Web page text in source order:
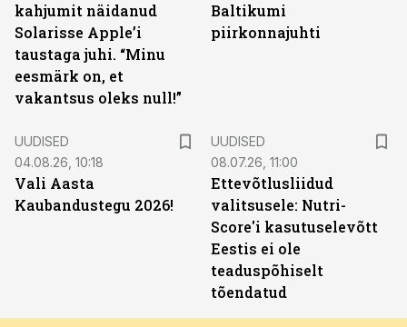
kahjumit näidanud
Solarisse Apple’i
taustaga juhi. “Minu
eesmärk on, et
vakantsus oleks null!”
Baltikumi
piirkonnajuhti
UUDISED
04.08.26, 10:18
Vali Aasta
Kaubandustegu 2026!
UUDISED
08.07.26, 11:00
Ettevõtlusliidud
valitsusele: Nutri-
Score'i kasutuselevõtt
Eestis ei ole
teaduspõhiselt
tõendatud